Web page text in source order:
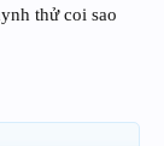
thử coi sao